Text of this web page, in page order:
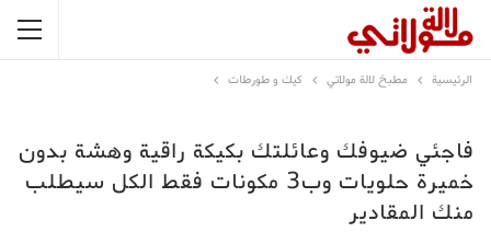
الرئيسية مطبخ لالة مولاتي كيك و طورطات
فاجئي ضيوفك وعائلتك بكيكة راقية وهشة بدون
خميرة حلويات وب3 مكونات فقط الكل سيطلب
منك المقادير